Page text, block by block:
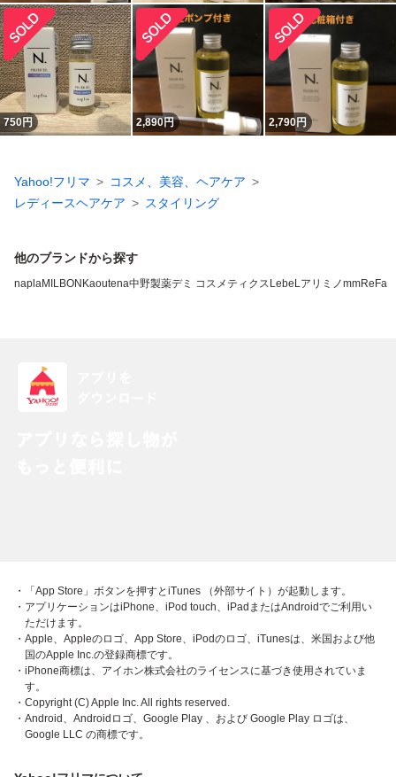
750円 2,890円 2,790円
Yahoo!フリマ
コスメ、美容、ヘアケア
レディースヘアケア
スタイリング
他のブランドから探す
naplaMILBON Kaoutena中野製薬デミ コスメティクス LebeLアリミノmmReFa
・「App Store」ボタンを押すとiTunes （外部サイト）が起動します。
・アプリケーションはiPhone、iPod touch、iPadまたはAndroidでご利用い
ただけます。
・Apple、Appleのロゴ、App Store、iPodのロゴ、iTunesは、米国および他
国のApple Inc.の登録商標です。
・iPhone商標は、アイホン株式会社のライセンスに基づき使用されていま
す。
・Copyright (C) Apple Inc. All rights reserved.
・Android、Androidロゴ、Google Play 、および Google Play ロゴは、
Google LLC の商標です。